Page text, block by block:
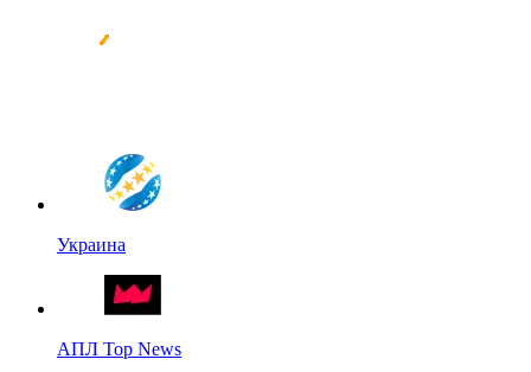
Украина
АПЛ Top News